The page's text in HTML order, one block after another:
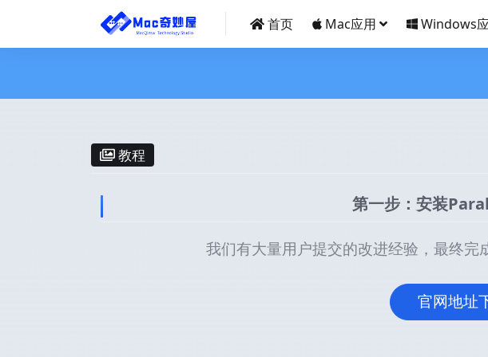
首页 Mac应用 Windows
教程
第一步：安装
我们有大量用户提交的改进经验，最终完
官网地址